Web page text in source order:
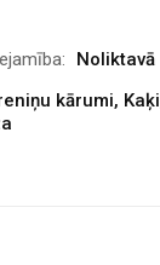
Noliktavā
kārumi, Kaķi